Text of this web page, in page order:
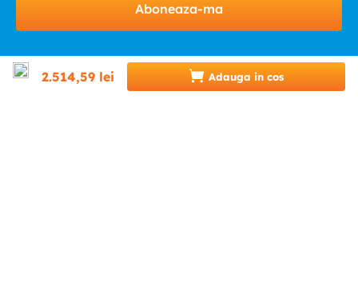
2.514,59 lei Adauga in cos
Aboneaza-ma